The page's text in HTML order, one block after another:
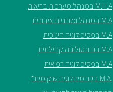
M.H.A במנהל מערכות בריאות
M.A במנהל ומדיניות ציבורית
M.A בפסיכולוגיה חינוכית
M.A בגרונטולוגיה קהילתית
M.A בפסיכולוגיה רפואית
.M.A בקרימינולוגיה שיקומית*